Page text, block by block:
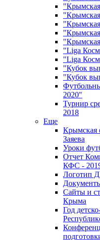
"Liga
"Liga
"Кубок
"Кубок
2020"
Турнир
2018
Еще
Крымская
Заяева
Уроки
Отчет
КФС -
Логотип
Сайты и
Крыма
Год